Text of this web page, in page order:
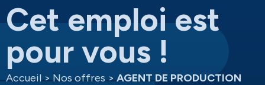
Cet emploi est
pour vous !
Accueil > Nos offres > AGENT DE PRODUCTION